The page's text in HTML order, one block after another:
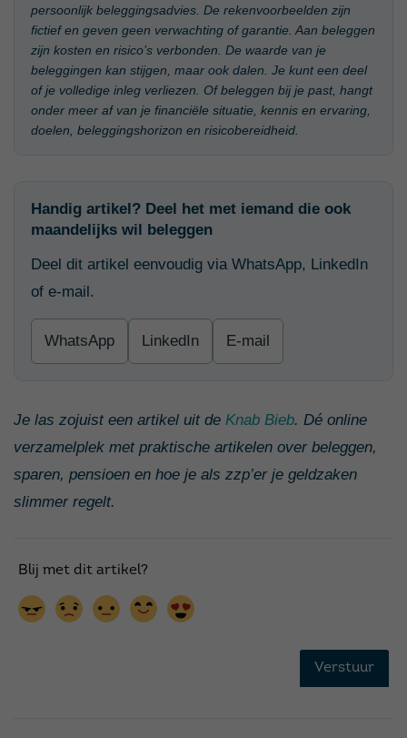
persoonlijk beleggingsadvies. De rekenvoorbeelden zijn
fictief en geven geen verwachting of garantie. Aan beleggen
zijn kosten en risico’s verbonden. De waarde van je
beleggingen kan stijgen, maar ook dalen. Je kunt een deel
of je volledige inleg verliezen. Of beleggen bij je past, hangt
onder meer af van je financiële situatie, kennis en ervaring,
doelen, beleggingshorizon en risicobereidheid.
Handig artikel? Deel het met iemand die ook
maandelijks wil beleggen
Deel dit artikel eenvoudig via WhatsApp, LinkedIn
of e-mail.
WhatsApp LinkedIn E-mail
Je las zojuist een artikel uit de Knab Bieb. Dé online
verzamelplek met praktische artikelen over beleggen,
sparen, pensioen en hoe je als zzp’er je geldzaken
slimmer regelt.